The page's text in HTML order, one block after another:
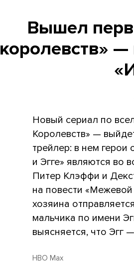
Вышел
королевств» —
Новый сериал по
Королевств» —
трейлер: в нем
и Эгге» являются во
Питер Клэффи и
на повести
хозяина
мальчика по имени
выясняется, что Эгг
HBO Max